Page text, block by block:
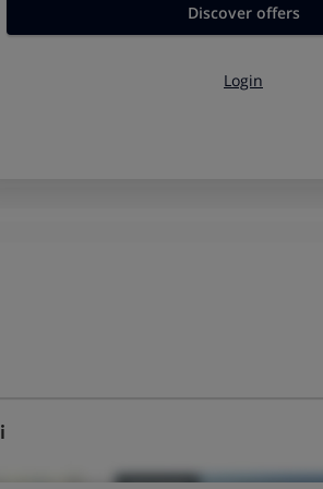
del incremento de las
son el principal motivo por el que han
todo tras la
de
nuevos sistemas de fraudemás